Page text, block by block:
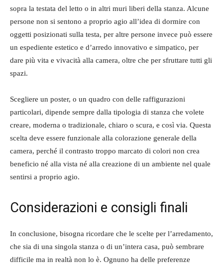
sopra la testata del letto o in altri muri liberi della stanza. Alcune
persone non si sentono a proprio agio all’idea di dormire con
oggetti posizionati sulla testa, per altre persone invece può essere
un espediente estetico e d’arredo innovativo e simpatico, per
dare più vita e vivacità alla camera, oltre che per sfruttare tutti gli
spazi.
Scegliere un poster, o un quadro con delle raffigurazioni
particolari, dipende sempre dalla tipologia di stanza che volete
creare, moderna o tradizionale, chiaro o scura, e così via. Questa
scelta deve essere funzionale alla colorazione generale della
camera, perché il contrasto troppo marcato di colori non crea
beneficio né alla vista né alla creazione di un ambiente nel quale
sentirsi a proprio agio.
Considerazioni e consigli finali
In conclusione, bisogna ricordare che le scelte per l’arredamento,
che sia di una singola stanza o di un’intera casa, può sembrare
difficile ma in realtà non lo è. Ognuno ha delle preferenze